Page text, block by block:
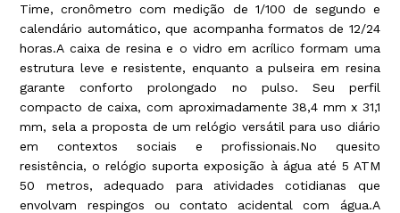
Time, cronômetro com medição de 1/100 de segundo e
calendário automático, que acompanha formatos de 12/24
horas.A caixa de resina e o vidro em acrílico formam uma
estrutura leve e resistente, enquanto a pulseira em resina
garante conforto prolongado no pulso. Seu perfil
compacto de caixa, com aproximadamente 38,4 mm x 31,1
mm, sela a proposta de um relógio versátil para uso diário
em contextos sociais e profissionais.No quesito
resistência, o relógio suporta exposição à água até 5 ATM
50 metros, adequado para atividades cotidianas que
envolvam respingos ou contato acidental com água.A